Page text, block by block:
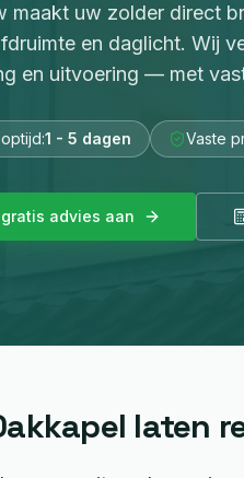
maakt uw zolder direct
en daglicht. Wij
en uitvoering — met
1 - 5 dagen Vaste
advies aan
laten